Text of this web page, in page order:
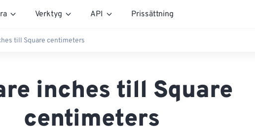
Verktyg API Prissättning
till Square centimeters
inches till Square
centimeters